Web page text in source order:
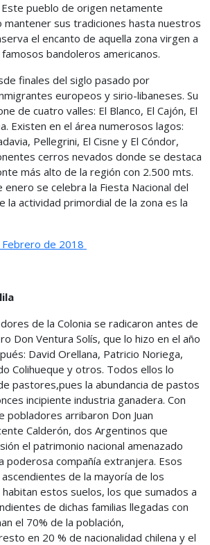
pueblo de origen netamente
mantener sus tradiciones hasta nuestros
el encanto de aquella zona virgen a
bandoleros americanos.
finales del siglo pasado por
europeos y sirio-libaneses. Su
de cuatro valles: El Blanco, El Cajón, El
Existen en el área numerosos lagos:
Pellegrini, El Cisne y El Cóndor,
cerros nevados donde se destaca
más alto de la región con 2.500 mts.
enero se celebra la Fiesta Nacional del
la actividad primordial de la zona es la
de 2018
de la Colonia se radicaron antes de
Don Ventura Solís, que lo hizo en el año
David Orellana, Patricio Noriega,
Colihueque y otros. Todos ellos lo
pastores,pues la abundancia de pastos
incipiente industria ganadera. Con
pobladores arribaron Don Juan
Calderón, dos Argentinos que
el patrimonio nacional amenazado
poderosa compañía extranjera. Esos
de la mayoría de los
estos suelos, los que sumados a
de dichas familias llegadas con
el 70% de la población,
en 20 % de nacionalidad chilena y el